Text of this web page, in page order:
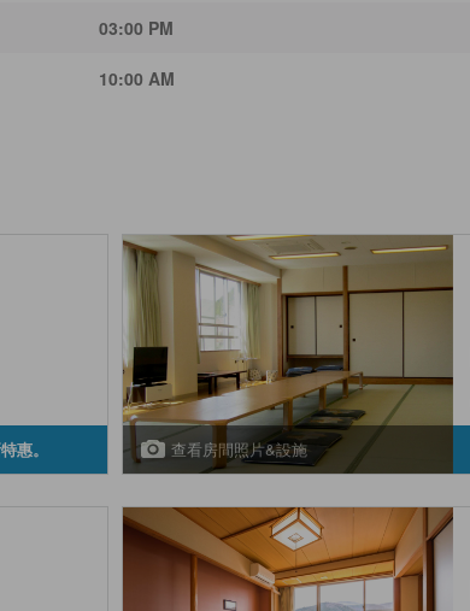
03:00 PM
10:00 AM
惠。 查看房間照片&設施